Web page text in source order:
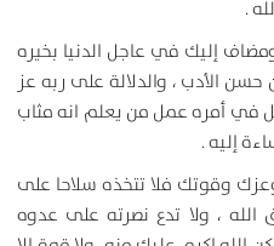
.
إليك في عاجل الدنيا بخيره
الأدب ، والدلالة على ربه عز
في أمره عمل من يعلم انه مثاب
إليه .
وقوتك فلا تتخذه سلاحا على
الله ، ولا تدع نصرته على عدوه